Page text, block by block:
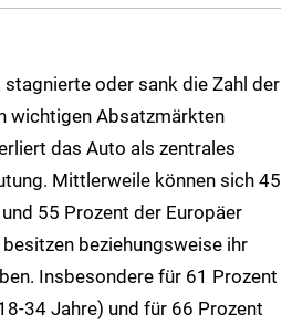
oder sank die Zahl der
wichtigen Absatzmärkten
das Auto als zentrales
Mittlerweile können sich 45
55 Prozent der Europäer
beziehungsweise ihr
Insbesondere für 61 Prozent
34 Jahre) und für 66 Prozent